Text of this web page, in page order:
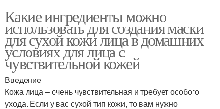
Какие ингредиенты можно
использовать для создания маски
для сухой кожи лица в домашних
условиях для лица с
чувствительной кожей
Введение
Кожа лица – очень чувствительная и требует особого
ухода. Если у вас сухой тип кожи, то вам нужно